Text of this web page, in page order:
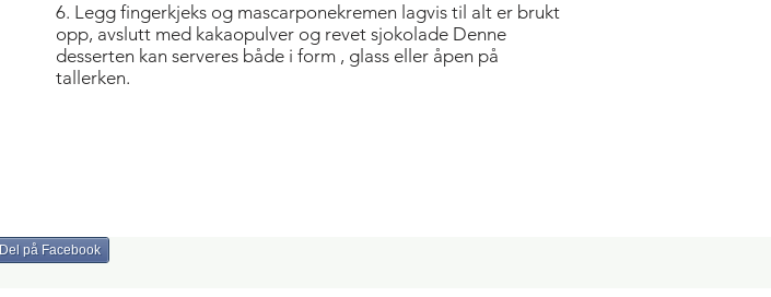
6. Legg fingerkjeks og mascarponekremen lagvis til alt er brukt
opp, avslutt med kakaopulver og revet sjokolade Denne
desserten kan serveres både i form , glass eller åpen på
tallerken.
Del på Facebook